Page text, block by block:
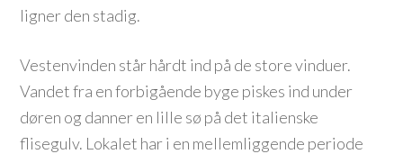
ligner den stadig.
Vestenvinden står hårdt ind på de store vinduer.
Vandet fra en forbigående byge piskes ind under
døren og danner en lille sø på det italienske
flisegulv. Lokalet har i en mellemliggende periode